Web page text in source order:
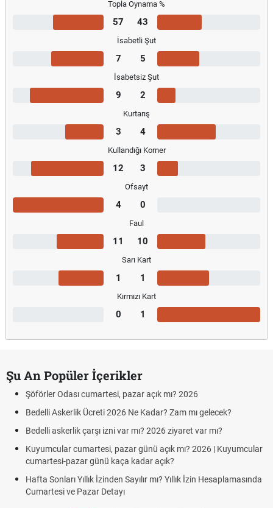
Topla Oynama %
57 43
İsabetli Şut
7 5
İsabetsiz Şut
9 2
Kurtarış
3 4
Kullandığı Korner
12 3
Ofsayt
4 0
Faul
11 10
Sarı Kart
1 1
Kırmızı Kart
0 1
Şu An Popüler İçerikler
Şöförler Odası cumartesi, pazar açık mı? 2026
Bedelli Askerlik Ücreti 2026 Ne Kadar? Zam mı gelecek?
Bedelli askerlik çarşı izni var mı? 2026 ziyaret var mı?
Kuyumcular cumartesi, pazar günü açık mı? 2026 | Kuyumcular
cumartesi-pazar günü kaça kadar açık?
Hafta Sonları Yıllık İzinden Sayılır mı? Yıllık İzin Hesaplamasında
Cumartesi ve Pazar Detayı